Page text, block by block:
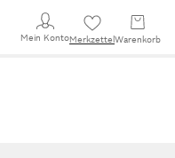
Mein KontoMerkzettel Warenkorb